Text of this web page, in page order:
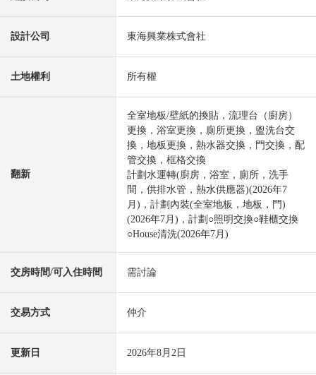
設計公司 東海興業株式會社
土地權利 所有權
翻新
全室地板/壁紙的換貼，流理台（廚房）
更換，浴室更換，廁所更換，盥洗台交
換，地板更換，熱水器交換，門交換，配
管交換，框格交換
計劃水運轉(廚房，浴室，廁所，洗手
間，供排水管，熱水供應器)(2026年7
月)，計劃內裝(全室地板，地板，門)
(2026年7月)，計劃○照明交換○鞋櫃交換
○House清洗(2026年7月)
交房時間/可入住時間 需討論
交易方式 仲介
更新日 2026年8月2日